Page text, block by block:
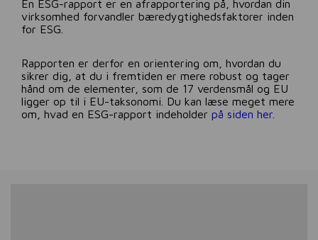
En ESG-rapport er en afrapportering på, hvordan din
virksomhed forvandler bæredygtighedsfaktorer inden
for ESG.
Rapporten er derfor en orientering om, hvordan du
sikrer dig, at du i fremtiden er mere robust og tager
hånd om de elementer, som de 17 verdensmål og EU
ligger op til i EU-taksonomi. Du kan læse meget mere
om, hvad en ESG-rapport indeholder på siden her